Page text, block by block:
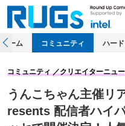
ホーム コミュニティ ハード
うんこちゃん主催リ
resents 配信者ハイ
コミュニティ クリエイターニュ